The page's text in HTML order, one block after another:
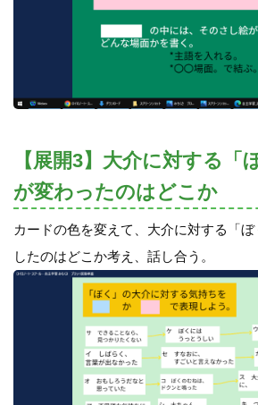
【展開3】大介に対する「
が変わったのはどこか
カードの色を変えて、大介に対する「
したのはどこか考え、話し合う。